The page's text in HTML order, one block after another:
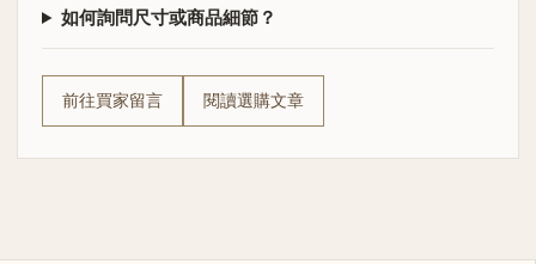
如何詢問尺寸或商品細節？
前往買家留言 閱讀選購文章